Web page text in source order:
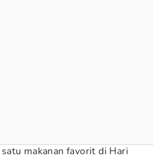
makanan favorit di Hari